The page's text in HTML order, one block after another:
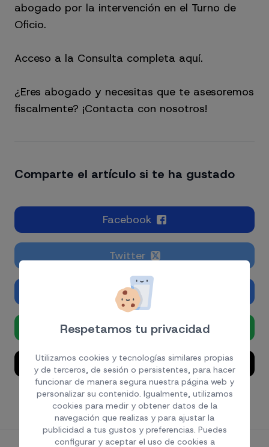
abogado por la intervención en el Turno de
Oficio.
Acceso a la Consulta completa aquí.
¿Eres abogado y necesitas que te asesoremos
fiscalmente? ¡Contacta con nosotros!
Comparte el artículo si te ha gustado
Facebook
Twitter
Linkedin
Whatsapp
Email
Respetamos tu privacidad
Utilizamos cookies y tecnologías similares propias
y de terceros, de sesión o persistentes, para hacer
funcionar de manera segura nuestra página web y
personalizar su contenido. Igualmente, utilizamos
cookies para medir y obtener datos de la
navegación que realizas y para ajustar la
publicidad a tus gustos y preferencias. Puedes
configurar y aceptar el uso de cookies a